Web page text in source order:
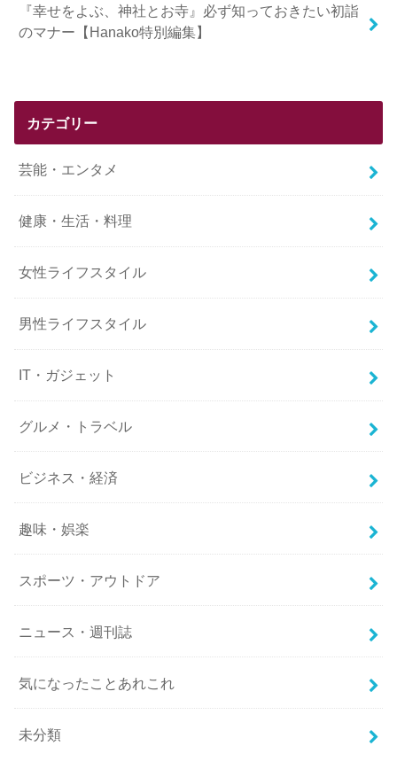
『幸せをよぶ、神社とお寺』必ず知っておきたい初詣
のマナー【Hanako特別編集】
カテゴリー
芸能・エンタメ
健康・生活・料理
女性ライフスタイル
男性ライフスタイル
IT・ガジェット
グルメ・トラベル
ビジネス・経済
趣味・娯楽
スポーツ・アウトドア
ニュース・週刊誌
気になったことあれこれ
未分類